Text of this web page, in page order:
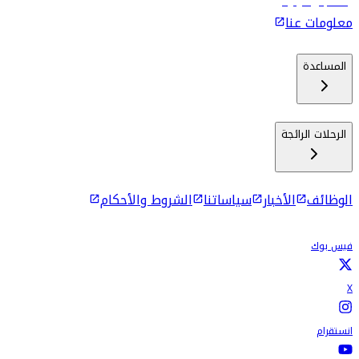
معلومات عنا
المساعدة
الرحلات الرائجة
الوظائف الأخبار سياساتنا الشروط والأحكام
فيس بوك
X
انستقرام